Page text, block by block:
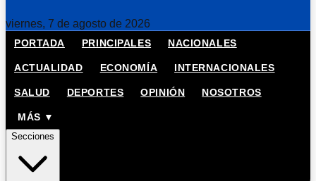
viernes, 7 de agosto de 2026
PORTADA PRINCIPALES NACIONALES
ACTUALIDAD ECONOMÍA INTERNACIONALES
SALUD DEPORTES OPINIÓN NOSOTROS
MÁS ▼
Secciones